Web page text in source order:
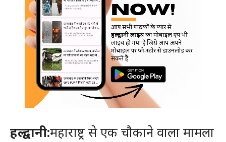
हल्द्वानी:महाराष्ट्र से एक चौकाने वाला मामला